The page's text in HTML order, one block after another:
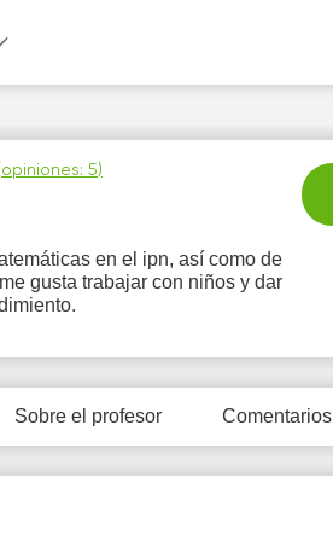
opiniones: 5)
en el ipn, así como de
gusta trabajar con niños y dar
Sobre el profesor Comentarios
10:30